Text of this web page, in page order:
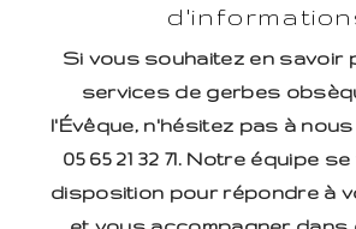
Si vous souhaitez en savoir
services de gerbes
l'Évêque, n'hésitez pas à
05 65 21 32 71. Notre équipe
disposition pour répondre à